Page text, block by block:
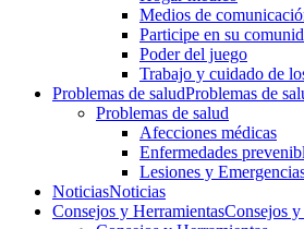
Medios de
Participe en su
Poder del juego
Trabajo y cuidado de
Problemas de saludProblemas de
Problemas de salud
Afecciones médicas
Enfermedades
Lesiones y
NoticiasNoticias
Consejos y HerramientasConsejos